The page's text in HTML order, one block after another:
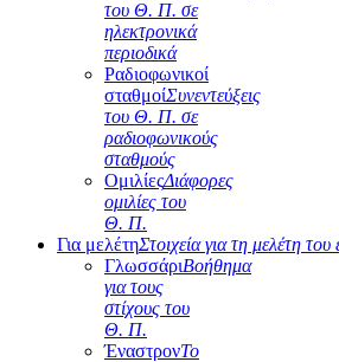
του Θ. Π. σε
ηλεκτρονικά
περιοδικά
Ραδιοφωνικοί
σταθμοίΣυνεντεύξεις
του Θ. Π. σε
ραδιοφωνικούς
σταθμούς
ΟμιλίεςΔιάφορες
ομιλίες του
Θ. Π.
Για μελέτηΣτοιχεία για τη μελέτη
ΓλωσσάριΒοήθημα
για τους
στίχους του
Θ. Π.
ΈναστρονΤο